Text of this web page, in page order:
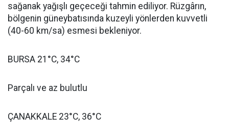
sağanak yağışlı geçeceği tahmin ediliyor. Rüzgârın,
bölgenin güneybatısında kuzeyli yönlerden kuvvetli
(40-60 km/sa) esmesi bekleniyor.
BURSA 21°C, 34°C
Parçalı ve az bulutlu
ÇANAKKALE 23°C, 36°C